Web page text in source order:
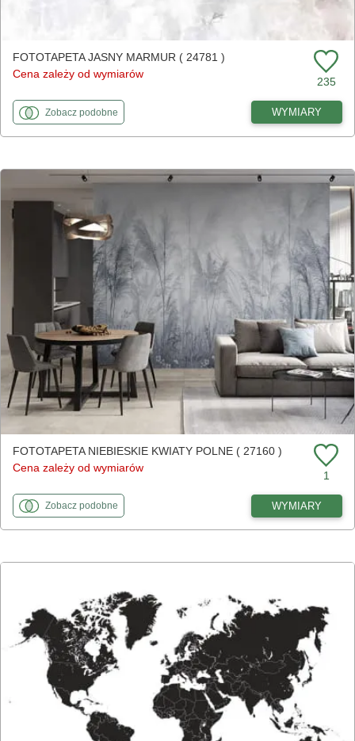
FOTOTAPETA JASNY MARMUR ( 24781 )
Cena zależy od wymiarów
235
Zobaczfototapety
podobnedo Jasny marmur WYMIARY
FOTOTAPETA NIEBIESKIE KWIATY POLNE ( 27160 )
Cena zależy od wymiarów
1
Zobaczfototapety
podobnedo Niebieskie kwiaty polne WYMIARY